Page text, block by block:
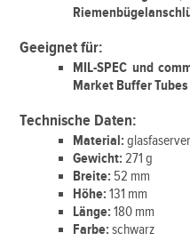
Geeignet für:
MIL-SPEC und
Market Buffer Tubes
Technische Daten:
Material:
Gewicht: 271 g
Breite: 52 mm
Höhe:131 mm
Länge:180 mm
Farbe: schwarz